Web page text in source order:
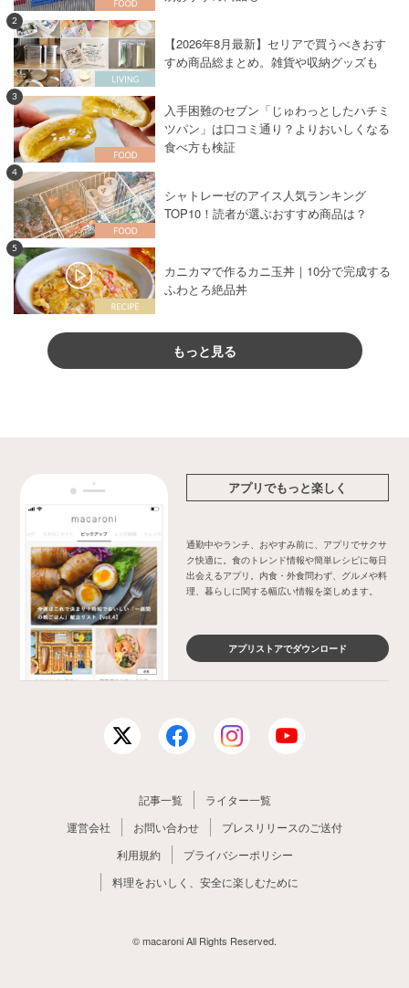
2
【2026年8月最新】セリアで買うべきおす
すめ商品総まとめ。雑貨や収納グッズも
3
入手困難のセブン「じゅわっとしたハチミ
ツパン」は口コミ通り？よりおいしくなる
食べ方も検証
4
シャトレーゼのアイス人気ランキング
TOP10！読者が選ぶおすすめ商品は？
5
カニカマで作るカニ玉丼｜10分で完成する
ふわとろ絶品丼
もっと見る
アプリでもっと楽しく
通勤中やランチ、おやすみ前に、アプリでサクサ
ク快適に。食のトレンド情報や簡単レシピに毎日
出会えるアプリ。内食・外食問わず、グルメや料
理、暮らしに関する幅広い情報を楽しめます。
アプリストアでダウンロード
記事一覧
ライター一覧
運営会社
お問い合わせ
プレスリリースのご送付
利用規約
プライバシーポリシー
料理をおいしく、安全に楽しむために
© macaroni All Rights Reserved.